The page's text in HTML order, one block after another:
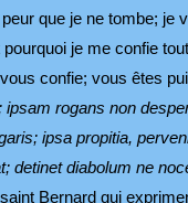
que je ne tombe; je
je me confie
confie; vous êtes
rogans non
ipsa propitia,
detinet diabolum ne
Bernard qui